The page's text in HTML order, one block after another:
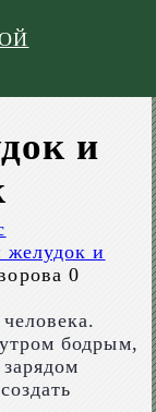
и
желудок и
0
утром бодрым,